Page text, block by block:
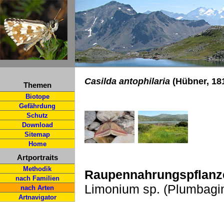
Themen
Biotope
Gefährdung
Schutz
Download
Sitemap
Home
Artportraits
Methodik
nach Familien
nach Arten
Artnavigator
Casilda antophilaria (Hübner,
Limonium sp.